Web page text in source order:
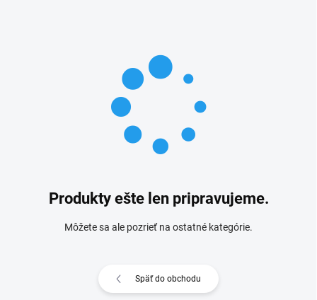
Produkty ešte len pripravujeme.
Môžete sa ale pozrieť na ostatné kategórie.
Späť do obchodu